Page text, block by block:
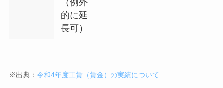
（例外
的に延
長可）
※出典： 令和4年度工賃（賃金）の実績について